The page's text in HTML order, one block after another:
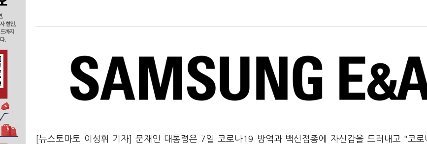
[뉴스토마토 이성휘 기자] 문재인 대통령은 7일 코로나19 방역과 백신접종에 자신감을 드러내고 "코